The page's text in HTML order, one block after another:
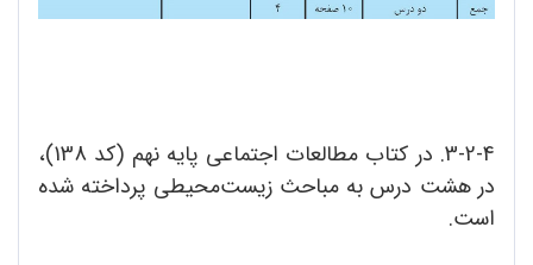
3-2-4. در کتاب مطالعات اجتماعی پایه نهم (کد 138)،
در هشت درس به مباحث زیست‌محیطی پرداخته شده
است.